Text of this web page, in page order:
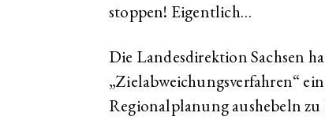
stoppen! Eigentlich…
Die Landesdirektion Sachsen
„Zielabweichungsverfahren“
Regionalplanung aushebeln